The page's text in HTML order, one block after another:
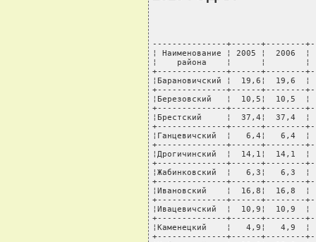
---------------+------+--------
¦ Наименование ¦ 2005 ¦  2006
¦    района    ¦      ¦
+--------------+------+--------
¦Барановичский ¦  19,6¦
+--------------+------+--------
¦Березовский   ¦  10,5¦  10,5
+--------------+------+--------
¦Брестский     ¦  37,4¦  37,4
+--------------+------+--------
¦Ганцевичский  ¦   6,4¦
+--------------+------+--------
¦Дрогичинский  ¦  14,1¦
+--------------+------+--------
¦Жабинковский  ¦   6,3¦
+--------------+------+--------
¦Ивановский    ¦  16,8¦  16,8
+--------------+------+--------
¦Ивацевичский  ¦  10,9¦
+--------------+------+--------
¦Каменецкий    ¦   4,9¦   4,9
+--------------+------+--------